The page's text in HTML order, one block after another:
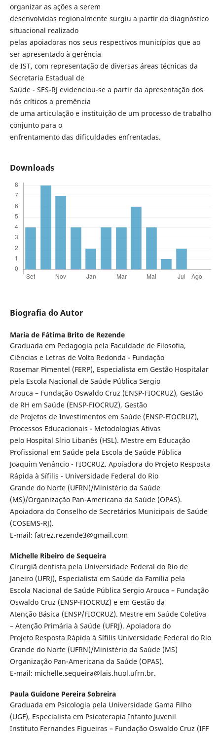
organizar as ações a serem
desenvolvidas regionalmente surgiu a partir do diagnóstico
situacional realizado
pelas apoiadoras nos seus respectivos municípios que ao
ser apresentado à gerência
de IST, com representação de diversas áreas técnicas da
Secretaria Estadual de
Saúde - SES-RJ evidenciou-se a partir da apresentação dos
nós críticos a premência
de uma articulação e instituição de um processo de trabalho
conjunto para o
enfrentamento das dificuldades enfrentadas.
Downloads
Biografia do Autor
Maria de Fátima Brito de Rezende
Graduada em Pedagogia pela Faculdade de Filosofia,
Ciências e Letras de Volta Redonda - Fundação
Rosemar Pimentel (FERP), Especialista em Gestão Hospitalar
pela Escola Nacional de Saúde Pública Sergio
Arouca – Fundação Oswaldo Cruz (ENSP-FIOCRUZ), Gestão
de RH em Saúde (ENSP-FIOCRUZ), Gestão
de Projetos de Investimentos em Saúde (ENSP-FIOCRUZ),
Processos Educacionais - Metodologias Ativas
pelo Hospital Sírio Libanês (HSL). Mestre em Educação
Profissional em Saúde pela Escola de Saúde Pública
Joaquim Venâncio - FIOCRUZ. Apoiadora do Projeto Resposta
Rápida à Sífilis - Universidade Federal do Rio
Grande do Norte (UFRN)/Ministério da Saúde
(MS)/Organização Pan-Americana da Saúde (OPAS).
Apoiadora do Conselho de Secretários Municipais de Saúde
(COSEMS-RJ).
E-mail: fatrez.rezende3@gmail.com
Michelle Ribeiro de Sequeira
Cirurgiã dentista pela Universidade Federal do Rio de
Janeiro (UFRJ), Especialista em Saúde da Família pela
Escola Nacional de Saúde Pública Sergio Arouca – Fundação
Oswaldo Cruz (ENSP-FIOCRUZ) e em Gestão da
Atenção Básica (ENSP/FIOCRUZ). Mestre em Saúde Coletiva
– Atenção Primária à Saúde (UFRJ). Apoiadora do
Projeto Resposta Rápida à Sífilis Universidade Federal do Rio
Grande do Norte (UFRN)/Ministério da Saúde (MS)
Organização Pan-Americana da Saúde (OPAS).
E-mail: michelle.sequeira@lais.huol.ufrn.br.
Paula Guidone Pereira Sobreira
Graduada em Psicologia pela Universidade Gama Filho
(UGF), Especialista em Psicoterapia Infanto Juvenil
Instituto Fernandes Figueiras – Fundação Oswaldo Cruz (IFF